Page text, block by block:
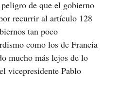
de que el gobierno
recurrir al artículo 128
tan poco
como los de Francia
mucho más lejos de lo
vicepresidente Pablo